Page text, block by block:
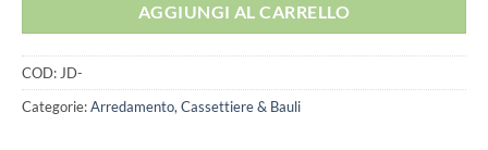
AGGIUNGI AL CARRELLO
COD:JD-
Categorie:Arredamento,Cassettiere & Bauli